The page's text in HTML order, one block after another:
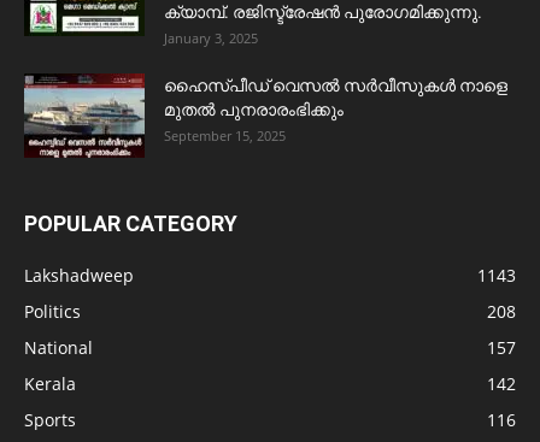
ക്യാമ്പ്. രജിസ്ട്രേഷൻ പുരോഗമിക്കുന്നു.
January 3, 2025
ഹൈസ്പീഡ് വെസൽ സർവീസുകൾ നാളെ
മുതൽ പുനരാരംഭിക്കും
September 15, 2025
POPULAR CATEGORY
Lakshadweep
1143
Politics
208
National
157
Kerala
142
Sports
116